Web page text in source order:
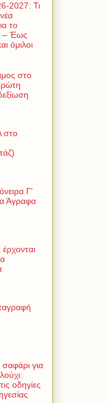
2027: Τι
το
– Έως
όμιλοι
στο
στο
Γ'
Άγραφα
για
οδηγίες